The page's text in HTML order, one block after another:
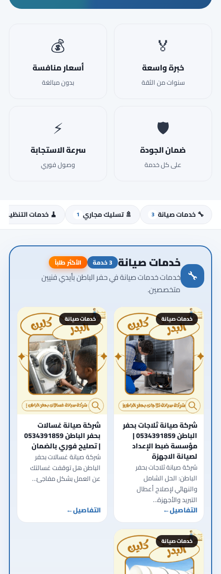
🏅
خبرة واسعة
سنوات من الثقة
💰
أسعار منافسة
بدون مبالغة
🛡️
ضمان الجودة
على كل خدمة
⚡
سرعة الاستجابة
وصول فوري
🔧 خدمات صيانة 3 🚿 تسليك مجاري 1 🧹 خدمات التنظيف
🔧
خدمات صيانة 3 خدمة الأكثر طلباً
خدمات خدمات صيانة في حفر الباطن بأيدي فنيين
متخصصين.
خدمات صيانة
شركة صيانة ثلاجات بحفر
الباطن 0534391859 |
مؤسسة ضبط الإعداد
لصيانة الاجهزة
شركة صيانة ثلاجات بحفر
الباطن: الحل الشامل
والنهائي لإصلاح أعطال
التبريد والأجهزة…
التفاصيل←
خدمات صيانة
شركة صيانة غسالات
بحفر الباطن 0534391859
| تصليح فوري بالضمان
شركة صيانة غسالات بحفر
الباطن هل توقفت غسالتك
عن العمل بشكل مفاجئ…
التفاصيل←
خدمات صيانة